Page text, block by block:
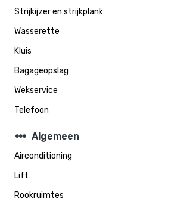
Strijkijzer en strijkplank
Wasserette
Kluis
Bagageopslag
Wekservice
Telefoon
steppers Algemeen
Airconditioning
Lift
Rookruimtes